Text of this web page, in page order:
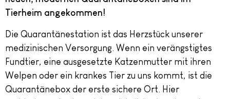
Tierheim angekommen!
Die Quarantänestation ist das Herzstück unserer
medizinischen Versorgung. Wenn ein verängstigtes
Fundtier, eine ausgesetzte Katzenmutter mit ihren
Welpen oder ein krankes Tier zu uns kommt, ist die
Quarantänebox der erste sichere Ort. Hier